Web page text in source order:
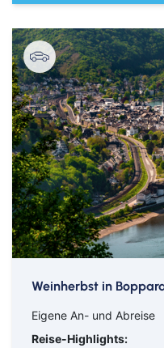
Weinherbst in
Eigene An- und Abreise
Reise-Highlights: